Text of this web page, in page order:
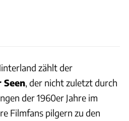
zählt der
Seen, der nicht zuletzt durch
der 1960er Jahre im
Filmfans pilgern zu den